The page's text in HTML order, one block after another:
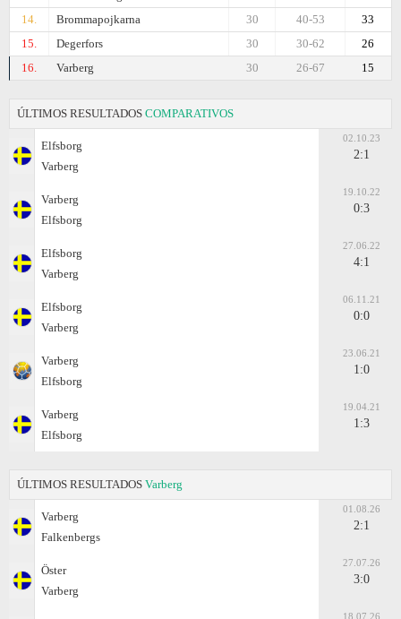
14.
Brommapojkarna 33
40-53
30
15.
Degerfors 26
30-62
30
16.
Varberg 15
26-67
30
ÚLTIMOS RESULTADOS COMPARATIVOS
Elfsborg
Varberg
02.10.23
2:1
Varberg
Elfsborg
19.10.22
0:3
Elfsborg
Varberg
27.06.22
4:1
Elfsborg
Varberg
06.11.21
0:0
Varberg
Elfsborg
23.06.21
1:0
Varberg
Elfsborg
19.04.21
1:3
ÚLTIMOS RESULTADOS Varberg
Varberg
Falkenbergs
01.08.26
2:1
Öster
Varberg
27.07.26
3:0
18.07.26